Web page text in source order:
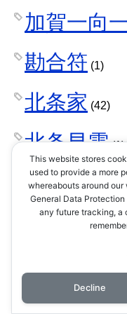
加賀一向
勘合符 (1)
北条家 (42)
北条早雲(1)
北条氏康(8)
北条氏政(4)
北条氏直(2)
This website stores
used to provide a more
whereabouts around
General Data
any future tracking, a
Decline